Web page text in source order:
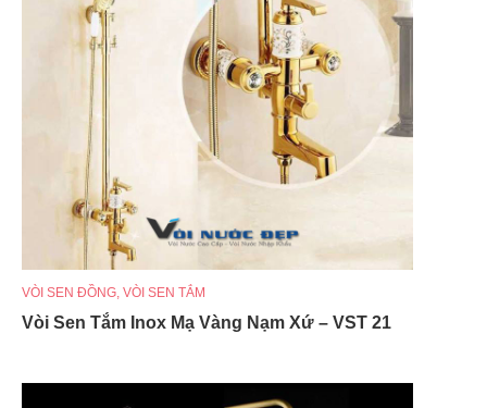
VÒI SEN ĐỒNG, VÒI SEN TẮM
Vòi Sen Tắm Inox Mạ Vàng Nạm Xứ – VST 21